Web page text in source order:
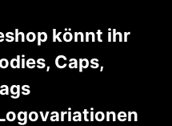
könnt ihr
Caps,